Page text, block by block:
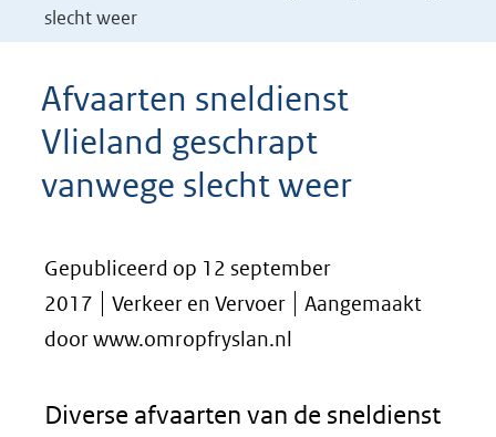
slecht weer
Afvaarten sneldienst
Vlieland geschrapt
vanwege slecht weer
Gepubliceerd op 12 september
2017
Verkeer en Vervoer
Aangemaakt
door www.omropfryslan.nl
Diverse afvaarten van de sneldienst